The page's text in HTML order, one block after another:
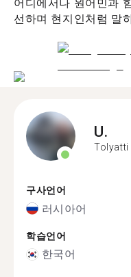
어디에서나 원어민과
선하며 현지인처럼 말
U.
Tolyatti
구사언어
러시아어
학습언어
한국어